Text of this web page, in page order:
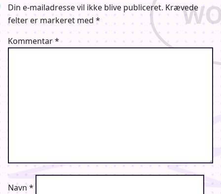
Din e-mailadresse vil ikke blive publiceret. Krævede
felter er markeret med *
Kommentar*
Navn *